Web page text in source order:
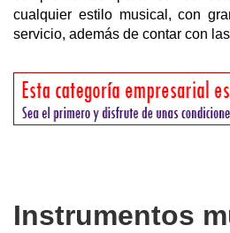
cualquier estilo musical, con
servicio, además de contar con
Instrumentos